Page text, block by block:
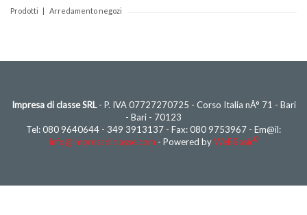
Prodotti Arredamento negozi
Impresa di classe SRL- P. IVA 07727270725 - Corso Italia nÂ° 71 - Bari
- Bari - 70123
Tel: 080 9640644 - 349 3913137 - Fax: 080 9753967 - Em@il:
info@impresadiclasse.com - Powered byWeBBasic©